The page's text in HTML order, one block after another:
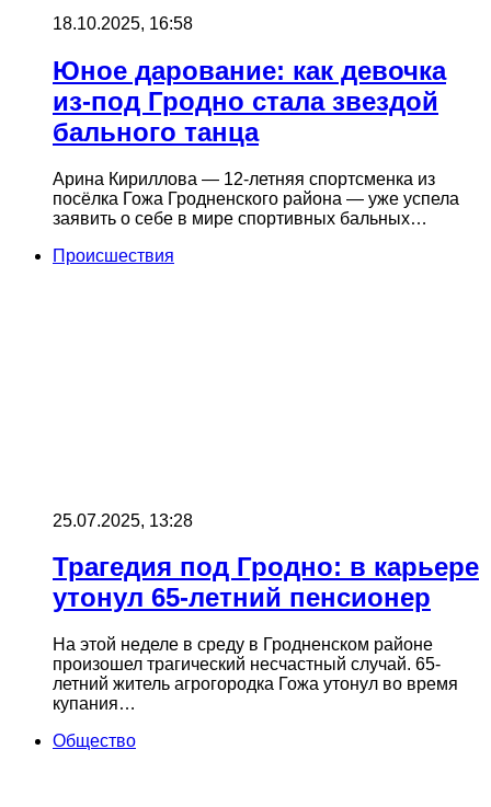
18.10.2025, 16:58
Юное дарование: как девочка
из-под Гродно стала звездой
бального танца
Арина Кириллова — 12-летняя спортсменка из
посёлка Гожа Гродненского района — уже успела
заявить о себе в мире спортивных бальных…
Происшествия
25.07.2025, 13:28
Трагедия под Гродно: в карьере
утонул 65-летний пенсионер
На этой неделе в среду в Гродненском районе
произошел трагический несчастный случай. 65-
летний житель агрогородка Гожа утонул во время
купания…
Общество